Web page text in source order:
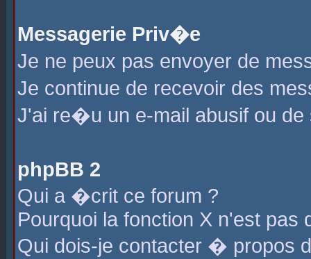
Messagerie Priv�e
Je ne peux pas envoyer de
Je continue de recevoir des
J'ai re�u un e-mail abusif ou de
phpBB 2
Qui a �crit ce forum ?
Pourquoi la fonction X n'est pas
Qui dois-je contacter � propos